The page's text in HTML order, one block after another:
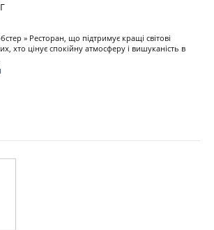
» Ресторан, що підтримує кращі світові
хто цінує спокійну атмосферу і вишуканість в